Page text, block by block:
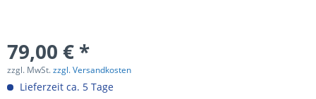
79,00 € *
zzgl. MwSt.zzgl. Versandkosten
Lieferzeit ca. 5 Tage